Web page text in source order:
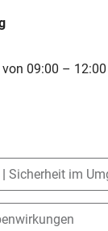
09:00 – 12:00
Sicherheit im
4 in